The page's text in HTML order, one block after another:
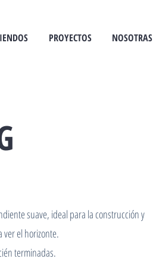
PROYECTOS NOSOTRAS
suave, ideal para la construcción y
ver el horizonte.
terminadas.